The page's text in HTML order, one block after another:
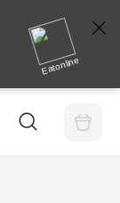
Eatonline